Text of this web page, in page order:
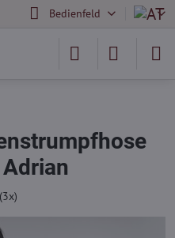
Bedienfeld
Adrian
(3x)